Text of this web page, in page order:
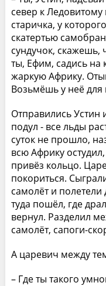
север к
старичка, у
скатертью
сундучок, скажешь,
ты, Ефим, садись на
жаркую Африку.
Возьмёшь у неё
Отправились Устин
подул - все льды
суток не прошло,
всю Африку
привёз кольцо.
покориться.
самолёт и
туда пошёл, где
вернул. Разделил
самолёт, сапоги-
А царевич между
– Где ты такого